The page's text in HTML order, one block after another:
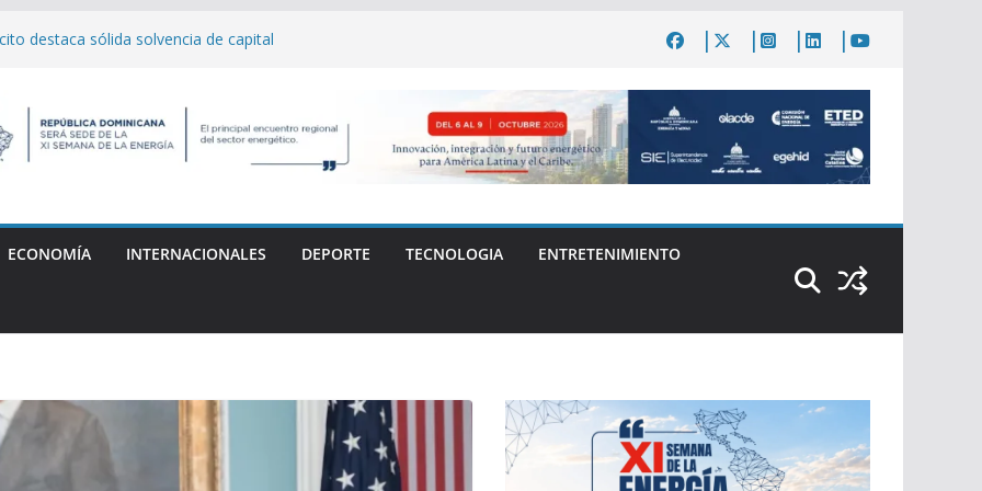
destaca sólida solvencia de capital
tras la muerte de su madre
del Distrito de Innovación de Santiago
récord y conquista el oro en Santo
ECONOMÍA INTERNACIONALES DEPORTE TECNOLOGIA ENTRETENIMIENTO